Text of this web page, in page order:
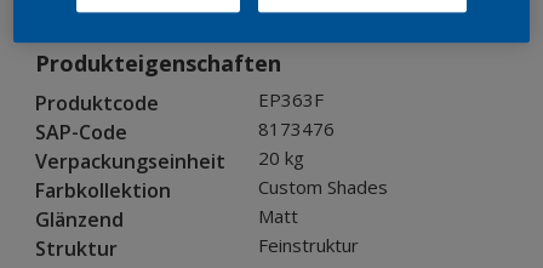
Produkteigenschaften
Produktcode EP363F
SAP-Code 8173476
Verpackungseinheit 20 kg
Farbkollektion Custom Shades
Glänzend Matt
Struktur Feinstruktur